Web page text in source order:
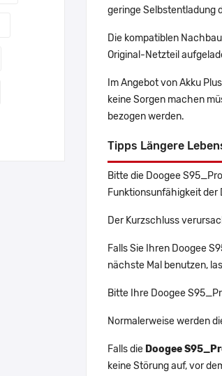
geringe Selbstentladung
Die kompatiblen
Original-Netzteil
Im Angebot von Akku
keine Sorgen machen
bezogen werden.
Tipps Längere
Bitte die Doogee
Funktionsunfähigkeit der
Der Kurzschluss
Falls Sie Ihren Doogee
nächste Mal benutzen,
Bitte Ihre Doogee
Normalerweise werden
Falls die Doogee
keine Störung auf, vor